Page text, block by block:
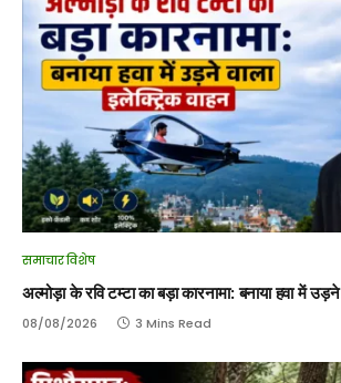
समाचार विशेष
अल्मोड़ा के रवि टम्टा का बड़ा कारनामा: बनाया हवा में
08/08/2026 3 Mins Read